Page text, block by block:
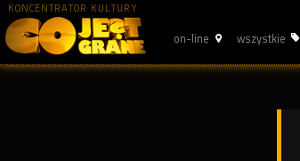
KONCENTRATOR KULTURY
on-line wszystkie